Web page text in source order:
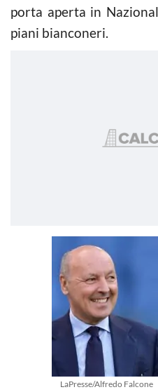
porta aperta in
piani bianconeri.
LaPresse/Alfredo Falcone